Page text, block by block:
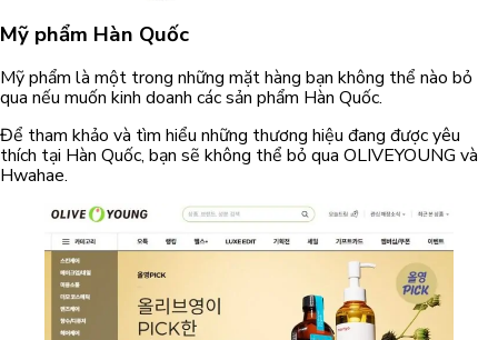
Mỹ phẩm Hàn Quốc
Mỹ phẩm là một trong những mặt hàng bạn không thể nào bỏ
qua nếu muốn kinh doanh các sản phẩm Hàn Quốc.
Để tham khảo và tìm hiểu những thương hiệu đang được yêu
thích tại Hàn Quốc, bạn sẽ không thể bỏ qua OLIVEYOUNG và
Hwahae.